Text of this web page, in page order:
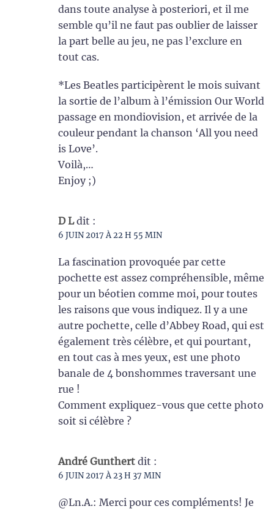
dans toute analyse à posteriori, et il me
semble qu’il ne faut pas oublier de laisser
la part belle au jeu, ne pas l’exclure en
tout cas.
*Les Beatles participèrent le mois suivant
la sortie de l’album à l’émission Our World
passage en mondiovision, et arrivée de la
couleur pendant la chanson ‘All you need
is Love’.
Voilà,…
Enjoy ;)
D L dit :
6 JUIN 2017 À 22 H 55 MIN
La fascination provoquée par cette
pochette est assez compréhensible, même
pour un béotien comme moi, pour toutes
les raisons que vous indiquez. Il y a une
autre pochette, celle d’Abbey Road, qui est
également très célèbre, et qui pourtant,
en tout cas à mes yeux, est une photo
banale de 4 bonshommes traversant une
rue !
Comment expliquez-vous que cette photo
soit si célèbre ?
André Gunthert dit :
6 JUIN 2017 À 23 H 37 MIN
@Ln.A.: Merci pour ces compléments! Je